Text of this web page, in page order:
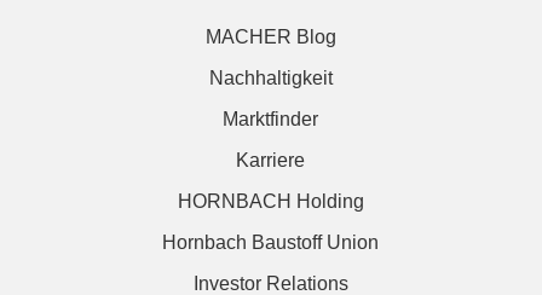
MACHER Blog
Nachhaltigkeit
Marktfinder
Karriere
HORNBACH Holding
Hornbach Baustoff Union
Investor Relations